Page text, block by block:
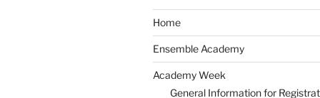
Home
Ensemble Academy
Academy Week
General Information for